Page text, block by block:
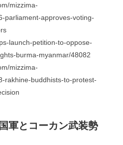
mizzima-
parliament-approves-voting-
launch-petition-to-oppose-
burma-myanmar/48082
mizzima-
rakhine-buddhists-to-protest-
軍とコーカン武装勢